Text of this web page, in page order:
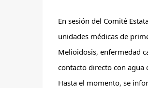
En sesión del Comité
unidades médicas de
Melioidosis, enfermedad
contacto directo con agua
Hasta el momento, se